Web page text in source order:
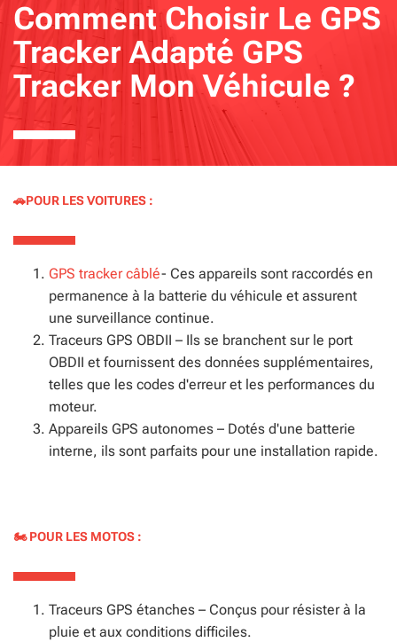
Comment Choisir Le GPS
Tracker Adapté GPS
Tracker Mon Véhicule ?
🚗POUR LES VOITURES :
GPS tracker câblé- Ces appareils sont raccordés en
permanence à la batterie du véhicule et assurent
une surveillance continue.
Traceurs GPS OBDII – Ils se branchent sur le port
OBDII et fournissent des données supplémentaires,
telles que les codes d'erreur et les performances du
moteur.
Appareils GPS autonomes – Dotés d'une batterie
interne, ils sont parfaits pour une installation rapide.
🏍 POUR LES MOTOS :
Traceurs GPS étanches – Conçus pour résister à la
pluie et aux conditions difficiles.